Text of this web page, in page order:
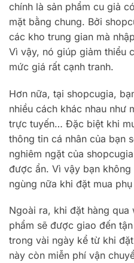
chính là sản phẩm cu giả
mặt bằng chung. Bởi
các kho trung gian mà
Vì vậy, nó giúp giảm thiểu
mức giá rất cạnh tranh.
Hơn nữa, tại shopcugia,
nhiều cách khác nhau như
trực tuyến… Đặc biệt khi
thông tin cá nhân của bạn
nghiêm ngặt của
được ẩn. Vì vậy bạn
ngùng nữa khi đặt mua
Ngoài ra, khi đặt hàng qua
phẩm sẽ được giao đến
trong vài ngày kể từ khi
này còn miễn phí vận